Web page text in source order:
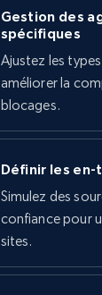
Gestion des
spécifiques
Ajustez les
améliorer la
blocages.
Définir les
Simulez des
confiance pour
sites.